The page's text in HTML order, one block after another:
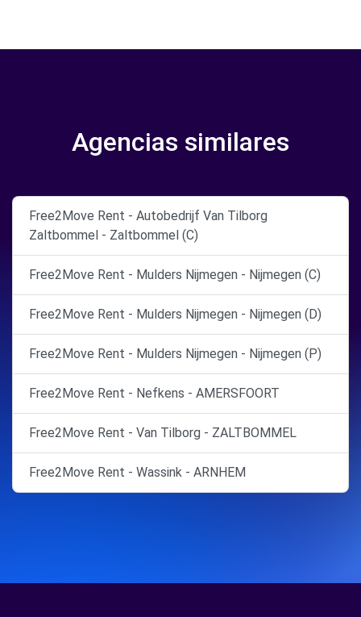
Agencias similares
Free2Move Rent - Autobedrijf Van Tilborg
Zaltbommel - Zaltbommel (C)
Free2Move Rent - Mulders Nijmegen - Nijmegen (C)
Free2Move Rent - Mulders Nijmegen - Nijmegen (D)
Free2Move Rent - Mulders Nijmegen - Nijmegen (P)
Free2Move Rent - Nefkens - AMERSFOORT
Free2Move Rent - Van Tilborg - ZALTBOMMEL
Free2Move Rent - Wassink - ARNHEM